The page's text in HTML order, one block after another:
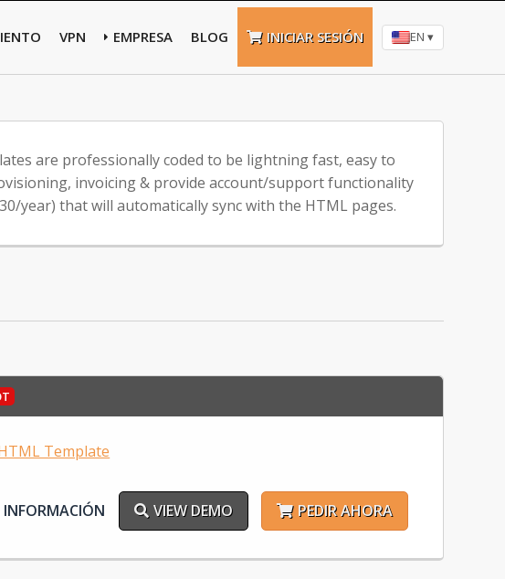
VPN EMPRESA BLOG INICIAR SESIÓN EN ▾
are professionally coded to be lightning fast, easy to
invoicing & provide account/support functionality
year) that will automatically sync with the HTML pages.
INFORMACIÓN VIEW DEMO PEDIR AHORA